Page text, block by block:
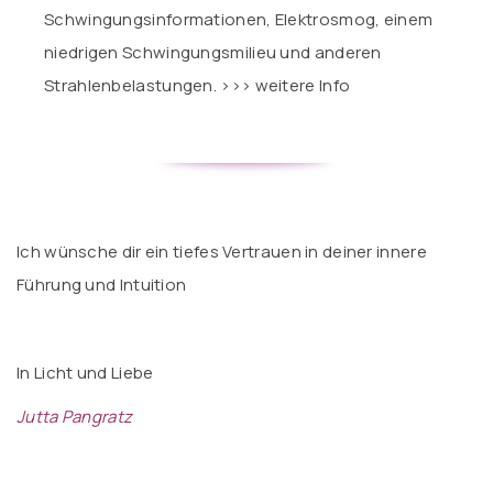
Schwingungsinformationen, Elektrosmog, einem
niedrigen Schwingungsmilieu und anderen
Strahlenbelastungen. >>> weitere Info
Ich wünsche dir ein tiefes Vertrauen in deiner innere
Führung und Intuition
In Licht und Liebe
Jutta Pangratz